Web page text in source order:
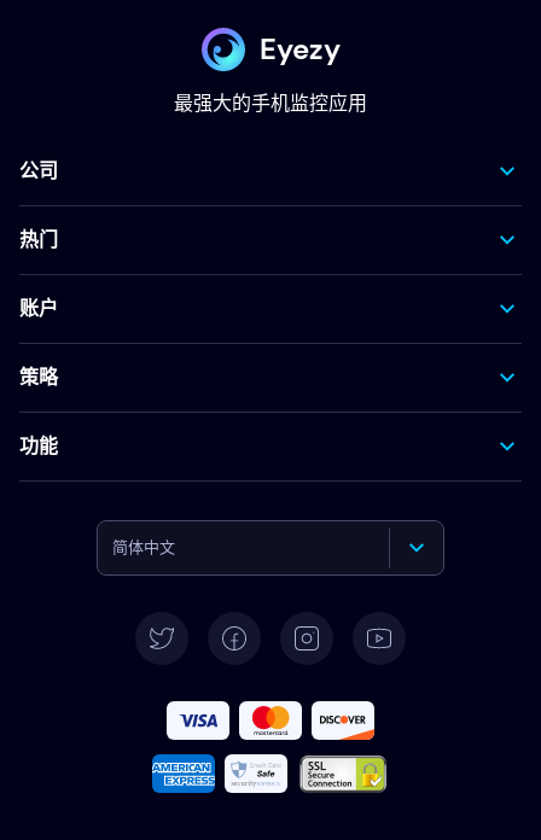
Eyezy
最强大的手机监控应用
公司
热门
账户
策略
功能
简体中文
Deutsch
Español
Français